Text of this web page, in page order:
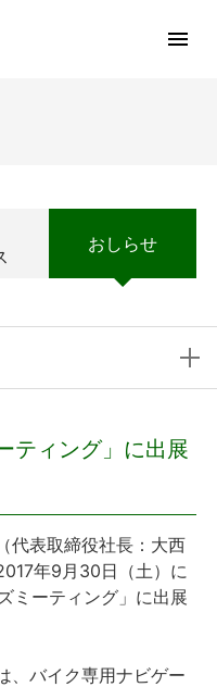
おしらせ
ティング」に出展
代表取締役社長：大西
年9月30日（土）に
ミーティング」に出展
、バイク専用ナビゲー